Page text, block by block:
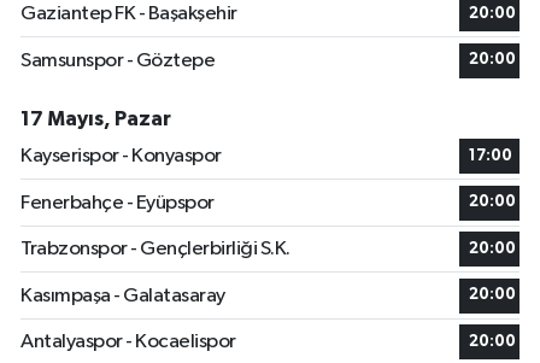
Gaziantep FK - Başakşehir 20:00
Samsunspor - Göztepe 20:00
17 Mayıs, Pazar
Kayserispor - Konyaspor
17:00
Fenerbahçe - Eyüpspor 20:00
Trabzonspor - Gençlerbirliği S.K. 20:00
Kasımpaşa - Galatasaray 20:00
Antalyaspor - Kocaelispor 20:00